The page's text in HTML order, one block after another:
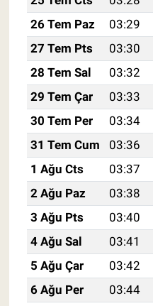
26 Tem Paz
03:29
27 Tem Pts
03:30
28 Tem Sal
03:32
29 Tem Çar
03:33
30 Tem Per
03:34
31 Tem Cum
03:36
1 Ağu Cts
03:37
2 Ağu Paz
03:38
3 Ağu Pts
03:40
4 Ağu Sal
03:41
5 Ağu Çar
03:42
6 Ağu Per
03:44